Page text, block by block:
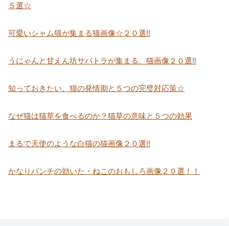
５選☆
可愛いシャム猫が集まる猫画像☆２０選!!
うにゃんと甘えん坊サバトラが集まる、猫画像２０選!!
知っておきたい、猫の発情期と５つの完璧対応策☆
なぜ猫は猫草を食べるのか？猫草の意味と５つの効果
まるで天使のような白猫の猫画像２０選!!
かなりパンチの効いた・ねこのおもしろ画像２０選！！